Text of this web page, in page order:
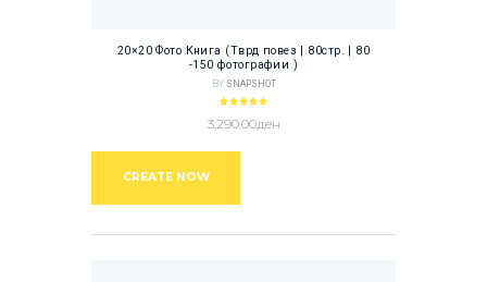
20×20 Фото Книга (Тврд повез | 80стр. | 80
-150 фотографии )
BY SNAPSHOT
5.00
од 5
3,290.00ден
CREATE NOW